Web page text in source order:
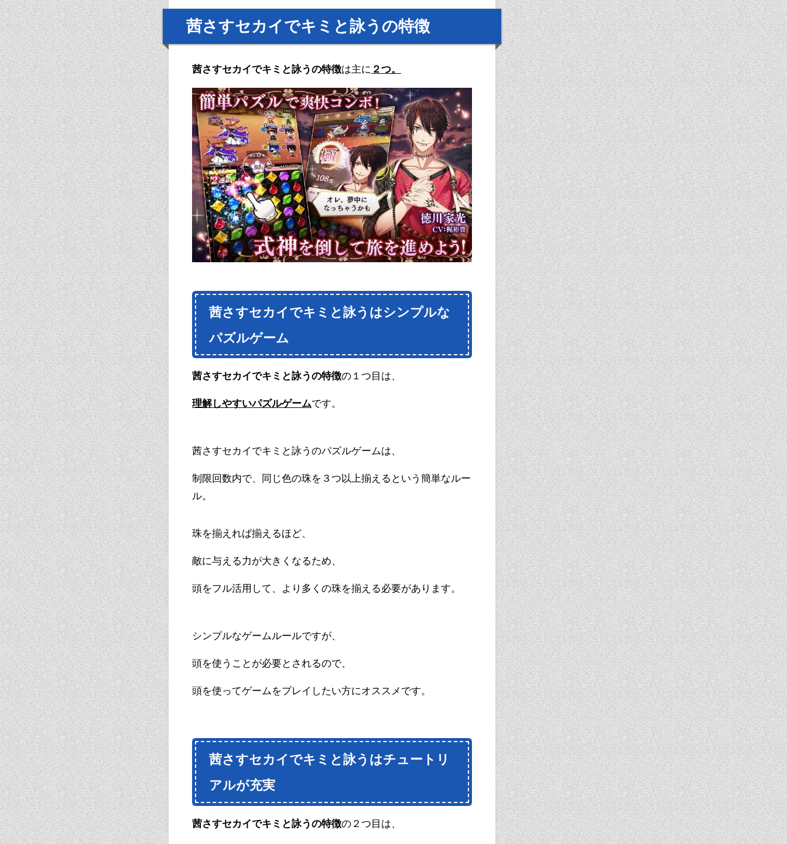
茜さすセカイでキミと詠うの特徴
茜さすセカイでキミと詠うの特徴は主に ２つ。
茜さすセカイでキミと詠うはシンプルな
パズルゲーム
茜さすセカイでキミと詠うの特徴の１つ目は、
理解しやすいパズルゲームです。
茜さすセカイでキミと詠うのパズルゲームは、
制限回数内で、同じ色の珠を３つ以上揃えるという簡単なルー
ル。
珠を揃えれば揃えるほど、
敵に与える力が大きくなるため、
頭をフル活用して、より多くの珠を揃える必要があります。
シンプルなゲームルールですが、
頭を使うことが必要とされるので、
頭を使ってゲームをプレイしたい方にオススメです。
茜さすセカイでキミと詠うはチュートリ
アルが充実
茜さすセカイでキミと詠うの特徴の２つ目は、